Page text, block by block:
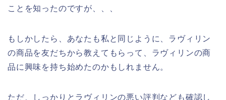
ことを知ったのですが、、、
もしかしたら、あなたも私と同じように、ラヴィリン
の商品を友だちから教えてもらって、ラヴィリンの商
品に興味を持ち始めたのかもしれません。
ただ、しっかりとラヴィリンの悪い評判なども確認し